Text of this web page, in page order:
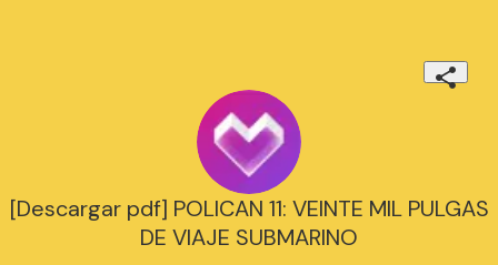
[Descargar pdf] POLICAN 11: VEINTE MIL PULGAS
DE VIAJE SUBMARINO